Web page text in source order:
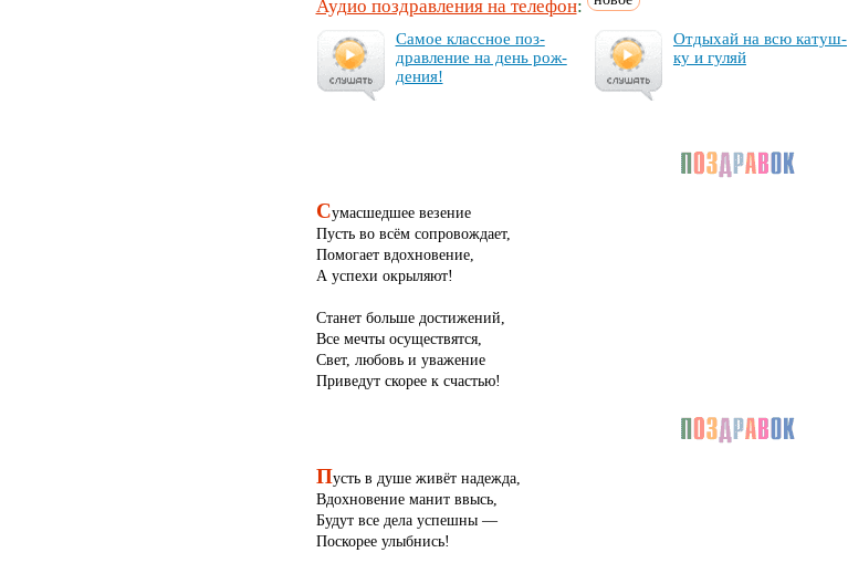
Аудио поздравления на телефон:
Са­мое клас­сное поз­
драв­ле­ние на день рож­
де­ния!
От­ды­хай на всю ка­туш­
ку и гу­ляй
Сумасшедшее везение
Пусть во всём сопровождает,
Помогает вдохновение,
А успехи окрыляют!
Станет больше достижений,
Все мечты осуществятся,
Свет, любовь и уважение
Приведут скорее к счастью!
Пусть в душе живёт надежда,
Вдохновение манит ввысь,
Будут все дела успешны —
Поскорее улыбнись!